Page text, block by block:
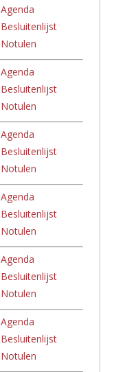
Agenda
Besluitenlijst
Notulen
Agenda
Besluitenlijst
Notulen
Agenda
Besluitenlijst
Notulen
Agenda
Besluitenlijst
Notulen
Agenda
Besluitenlijst
Notulen
Agenda
Besluitenlijst
Notulen